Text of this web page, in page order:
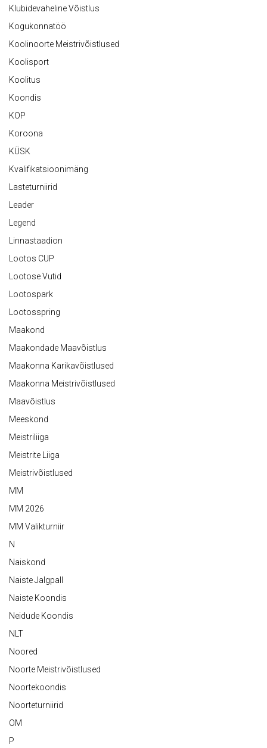
Klubidevaheline Võistlus
Kogukonnatöö
Koolinoorte Meistrivõistlused
Koolisport
Koolitus
Koondis
KOP
Koroona
KÜSK
Kvalifikatsioonimäng
Lasteturniirid
Leader
Legend
Linnastaadion
Lootos CUP
Lootose Vutid
Lootospark
Lootosspring
Maakond
Maakondade Maavõistlus
Maakonna Karikavõistlused
Maakonna Meistrivõistlused
Maavõistlus
Meeskond
Meistriliiga
Meistrite Liiga
Meistrivõistlused
MM
MM 2026
MM Valikturniir
N
Naiskond
Naiste Jalgpall
Naiste Koondis
Neidude Koondis
NLT
Noored
Noorte Meistrivõistlused
Noortekoondis
Noorteturniirid
OM
P